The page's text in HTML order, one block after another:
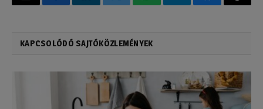
Email FacebookLinkedInTwitterWhatsAppTelegramBluesky
KAPCSOLÓDÓ SAJTÓKÖZLEMÉNYEK